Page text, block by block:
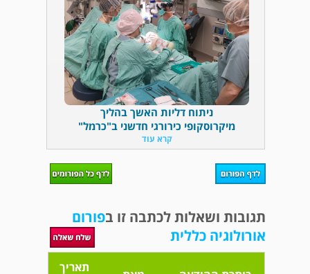
ניתוח דליות האשך בהליך
מיקרוסקופי כירורגי חדשני ב"כרמל"
קרא עוד
תגובות ושאלות לכתבה זו בפורום
אורולוגיה כללית
תאריך